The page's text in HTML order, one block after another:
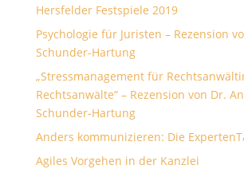
Hersfelder Festspiele 2019
Psychologie für Juristen – Rezension
Schunder-Hartung
„Stressmanagement für
Rechtsanwälte“ – Rezension von Dr.
Schunder-Hartung
Anders kommunizieren: Die
Agiles Vorgehen in der Kanzlei